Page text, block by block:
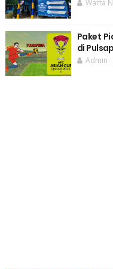
Warta
Paket
di
Admin